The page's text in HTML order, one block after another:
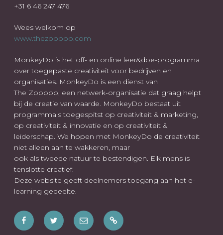
+31 6 46 247 476
Wees welkom op
www.thezooooo.com
MonkeyDo is het off- en online leer&doe-programma
over toegepaste creativiteit voor bedrijven en
organisaties. MonkeyDo is een dienst van
The Zooooo, een netwerk-organisatie dat graag helpt
bij de creatie van waarde. MonkeyDo bestaat uit
programma's toegespitst op creativiteit & marketing,
op creativiteit & innovatie en op creativiteit &
leiderschap. We hopen met MonkeyDo de creativiteit
niet alleen aan te wakkeren, maar
ook als tweede natuur te bestendigen. Elk mens is
tenslotte creatief.
Deze website geeft deelnemers toegang aan het e-
learning gedeelte.
FacebookTwitter E-
mail
Wees
ook